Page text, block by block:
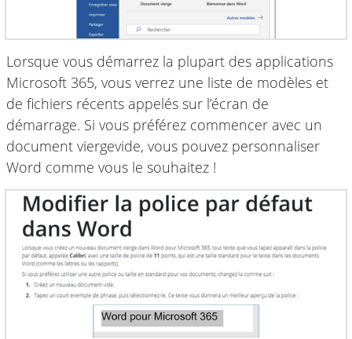
Lorsque vous démarrez la plupart des applications
Microsoft 365, vous verrez une liste de modèles et
de fichiers récents appelés sur l’écran de
démarrage. Si vous préférez commencer avec un
document viergevide, vous pouvez personnaliser
Word comme vous le souhaitez !